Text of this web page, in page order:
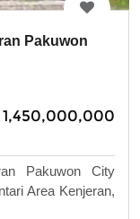
Pakuwon
1,450,000,000
Pakuwon City
Area Kenjeran,